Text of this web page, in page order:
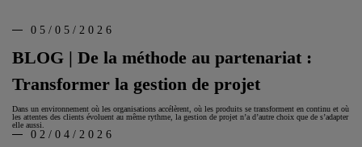
BLOG | De la méthode au partenariat :
Transformer la gestion de projet
05/05/2026
Dans un environnement où les organisations accélèrent, où les produits se transforment en continu et où
les attentes des clients évoluent au même rythme, la gestion de projet n’a d’autre choix que de s’adapter
elle aussi.
02/04/2026